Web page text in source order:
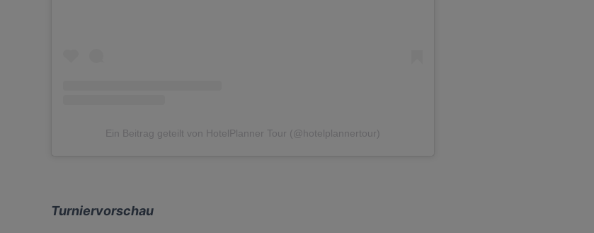
Ein Beitrag geteilt von HotelPlanner Tour (@hotelplannertour)
Turniervorschau